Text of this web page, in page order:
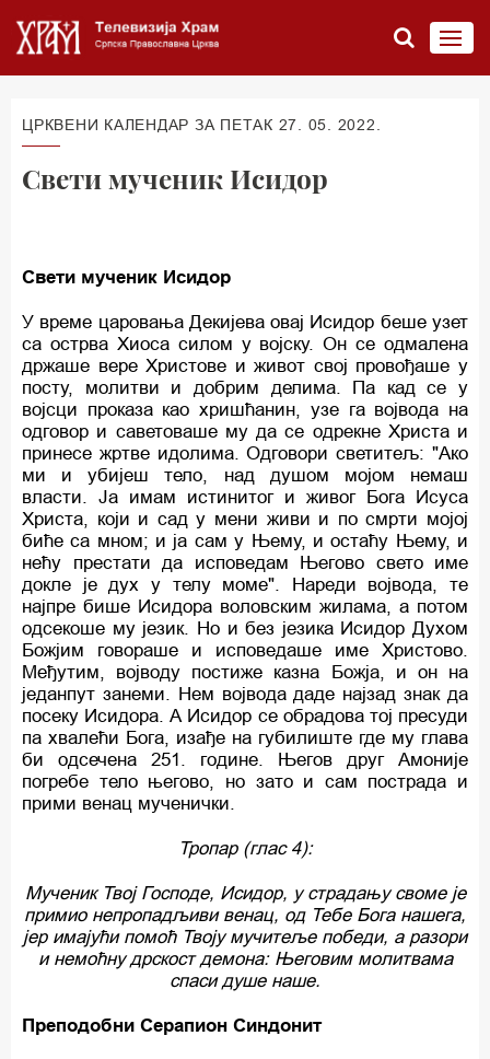
ЦРКВЕНИ КАЛЕНДАР ЗА ПЕТАК 27. 05. 2022.
Свети мученик Исидор
Свети мученик Исидор
У време царовања Декијева овај Исидор беше узет
са острва Хиоса силом у војску. Он се одмалена
држаше вере Христове и живот свој провођаше у
посту, молитви и добрим делима. Па кад се у
војсци проказа као хришћанин, узе га војвода на
одговор и саветоваше му да се одрекне Христа и
принесе жртве идолима. Одговори светитељ: "Ако
ми и убијеш тело, над душом мојом немаш
власти. Ја имам истинитог и живог Бога Исуса
Христа, који и сад у мени живи и по смрти мојој
биће са мном; и ја сам у Њему, и остаћу Њему, и
нећу престати да исповедам Његово свето име
докле је дух у телу моме". Нареди војвода, те
најпре бише Исидора воловским жилама, а потом
одсекоше му језик. Но и без језика Исидор Духом
Божјим говораше и исповедаше име Христово.
Међутим, војводу постиже казна Божја, и он на
једанпут занеми. Нем војвода даде најзад знак да
посеку Исидора. А Исидор се обрадова тој пресуди
па хвалећи Бога, изађе на губилиште где му глава
би одсечена 251. године. Његов друг Амоније
погребе тело његово, но зато и сам пострада и
прими венац мученички.
Тропар (глас 4):
Мученик Твој Господе, Исидор, у страдању своме је
примио непропадљиви венац, од Тебе Бога нашега,
јер имајући помоћ Твоју мучитеље победи, а разори
и немоћну дрскост демона: Његовим молитвама
спаси душе наше.
Преподобни Серапион Синдонит